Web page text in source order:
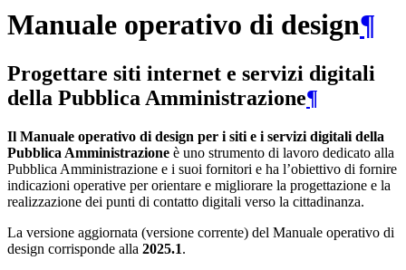
Manuale operativo di design¶
Progettare siti internet e servizi digitali
della Pubblica Amministrazione¶
Il Manuale operativo di design per i siti e i servizi digitali della
Pubblica Amministrazione è uno strumento di lavoro dedicato alla
Pubblica Amministrazione e i suoi fornitori e ha l’obiettivo di fornire
indicazioni operative per orientare e migliorare la progettazione e la
realizzazione dei punti di contatto digitali verso la cittadinanza.
La versione aggiornata (versione corrente) del Manuale operativo di
design corrisponde alla 2025.1.